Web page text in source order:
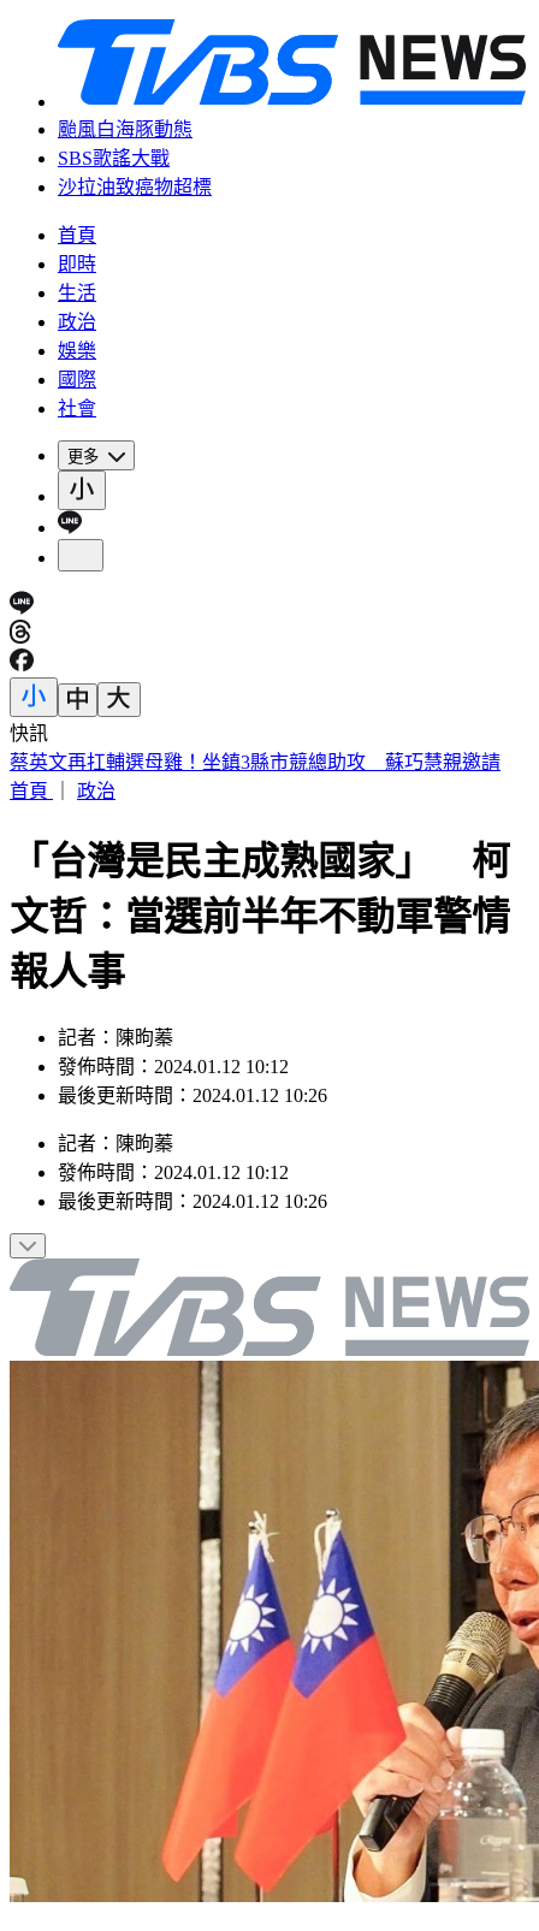
颱風白海豚動態
SBS歌謠大戰
沙拉油致癌物超標
首頁
即時
生活
政治
娛樂
國際
社會
更多
快訊
14:30白海豚颱風海警！父親節針對「這縣市」發陸警
首頁
政治
「台灣是民主成熟國家」 柯
文哲：當選前半年不動軍警情
報人事
記者：陳昫蓁
發佈時間：2024.01.12 10:12
最後更新時間：2024.01.12 10:26
記者 ： 陳昫蓁
發佈時間： 2024.01.12 10:12
最後更新時間： 2024.01.12 10:26